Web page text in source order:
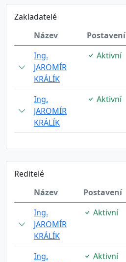
Zakladatelé
Název
Postavení
Ing.
JAROMÍR
KRÁLÍK
Aktivní
Ing.
JAROMÍR
KRÁLÍK
Aktivní
Reditelé
Název
Postavení
Ing.
JAROMÍR
KRÁLÍK
Aktivní
Ing.
Aktivní